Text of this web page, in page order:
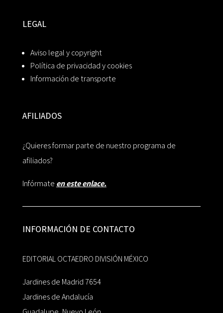
LEGAL
Aviso legal y copyright
Política de privacidad y cookies
Información de transporte
AFILIADOS
¿Quieres formar parte de nuestro programa de
afiliados?
Infórmate en este enlace.
INFORMACIÓN DE CONTACTO
EDITORIAL OCTAEDRO DIVISIÓN MÉXICO
Jardines de Madrid 7654
Jardines de Andalucía